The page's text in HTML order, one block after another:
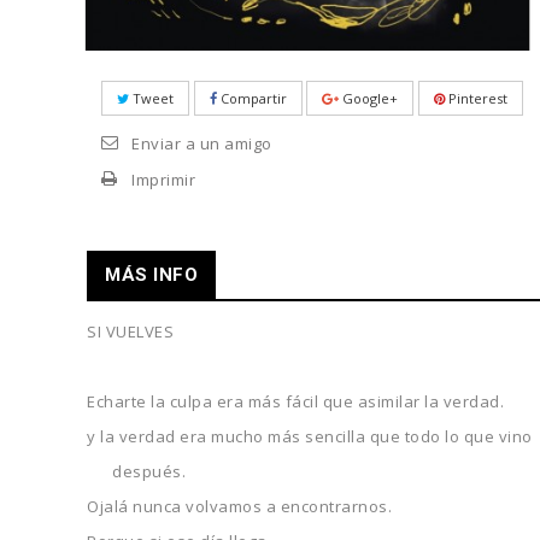
Tweet Compartir Google+ Pinterest
Enviar a un amigo
Imprimir
MÁS INFO
SI VUELVES
Echarte la culpa era más fácil que asimilar la verdad.
y la verdad era mucho más sencilla que todo lo que vino
después.
Ojalá nunca volvamos a encontrarnos.